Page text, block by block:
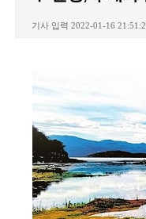
기사 입력 2022-01-16